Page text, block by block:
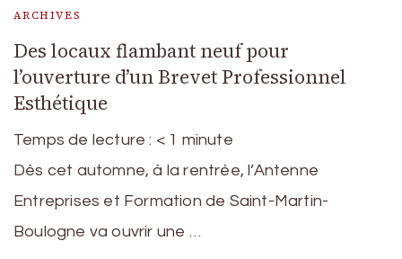
ARCHIVES
Des locaux flambant neuf pour
l’ouverture d’un Brevet Professionnel
Esthétique
Temps de lecture : < 1 minute
Dès cet automne, à la rentrée, l’Antenne
Entreprises et Formation de Saint-Martin-
Boulogne va ouvrir une …